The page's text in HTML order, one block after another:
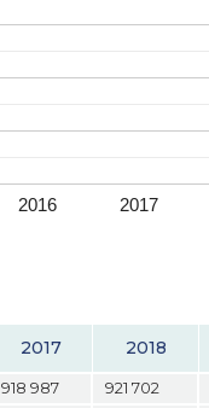
2016 2017
2017 2018
918 987 921 702